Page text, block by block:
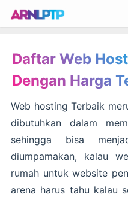
Daftar Web
Dengan Harga
Web hosting Terbaik
dibutuhkan dalam
sehingga bisa
diumpamakan, kalau
rumah untuk website
arena harus tahu kalau